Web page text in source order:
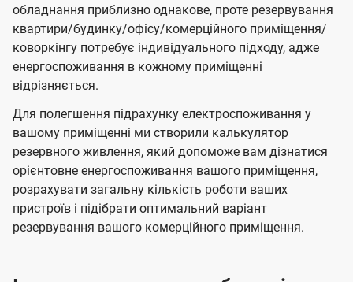
обладнання приблизно однакове, проте резервування
квартири/будинку/офісу/комерційного приміщення/
коворкінгу потребує індивідуального підходу, адже
енергоспоживання в кожному приміщенні
відрізняється.
Для полегшення підрахунку електроспоживання у
вашому приміщенні ми створили калькулятор
резервного живлення, який допоможе вам дізнатися
орієнтовне енергоспоживання вашого приміщення,
розрахувати загальну кількість роботи ваших
пристроїв і підібрати оптимальний варіант
резервування вашого комерційного приміщення.